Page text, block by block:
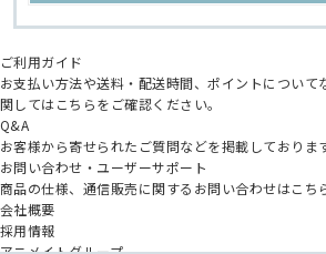
ご利用ガイド
お支払い方法や送料・配送時間、ポイントについて
関してはこちらをご確認ください。
Q&A
お客様から寄せられたご質問などを掲載しております
お問い合わせ・ユーザーサポート
商品の仕様、通信販売に関するお問い合わせはこち
会社概要
採用情報